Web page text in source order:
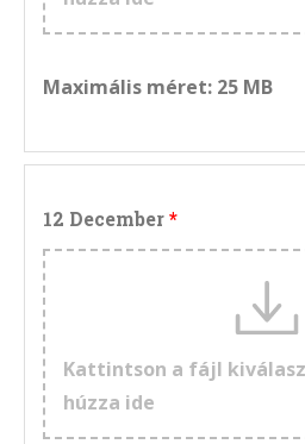
Maximális méret: 25 MB
12 December
Kattintson a fájl
húzza ide